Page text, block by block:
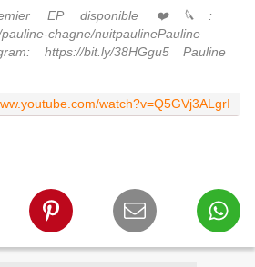
EP disponible ❤️🔪:
chagne/nuitpaulinePauline
https://bit.ly/38HGgu5 Pauline
watch?v=Q5GVj3ALgrI